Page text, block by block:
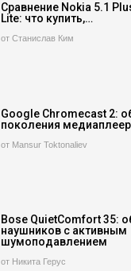
Сравнение Nokia 5.1
Lite: что купить,…
от Станислав Ким
Google Chromecast 2:
поколения
от Mansur Toktonaliev
Bose QuietComfort 35:
наушников с активным
шумоподавлением
от Никита Герус